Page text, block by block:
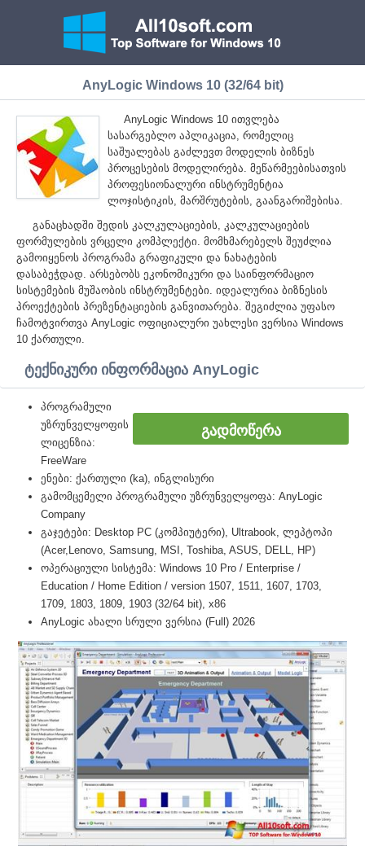
AnyLogic Windows 10 (32/64 bit)
AnyLogic Windows 10 ითვლება
სასარგებლო აპლიკაცია, რომელიც
საშუალებას გაძლევთ მოდელის ბიზნეს
პროცესების მოდელირება. მეწარმეებისათვის
პროფესიონალური ინსტრუმენტია
ლოჯისტიკის, მარშრუტების, გაანგარიშებისა.
განაცხადში შედის კალკულაციების, კალკულაციების
ფორმულების ვრცელი კომპლექტი. მომხმარებელს შეუძლია
გამოიყენოს პროგრამა გრაფიკული და ნახატების
დასაბეჭდად. არსებობს ეკონომიკური და საინფორმაციო
სისტემების მუშაობის ინსტრუმენტები. იდეალურია ბიზნესის
პროექტების პრეზენტაციების განვითარება. შეგიძლია უფასო
ჩამოტვირთვა AnyLogic ოფიციალური უახლესი ვერსია Windows
10 ქართული.
ტექნიკური ინფორმაცია AnyLogic
ᲒᲐᲓᲛᲝᲬᲔᲠᲐ
პროგრამული
უზრუნველყოფის
ლიცენზია:
FreeWare
ენები: ქართული (ka), ინგლისური
გამომცემელი პროგრამული უზრუნველყოფა: AnyLogic
Company
გაჯეტები: Desktop PC (კომპიუტერი), Ultrabook, ლეპტოპი
(Acer,Lenovo, Samsung, MSI, Toshiba, ASUS, DELL, HP)
ოპერაციული სისტემა: Windows 10 Pro / Enterprise /
Education / Home Edition / version 1507, 1511, 1607, 1703,
1709, 1803, 1809, 1903 (32/64 bit), x86
AnyLogic ახალი სრული ვერსია (Full) 2026